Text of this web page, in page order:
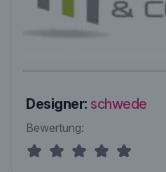
Designer: schwede
Bewertung: